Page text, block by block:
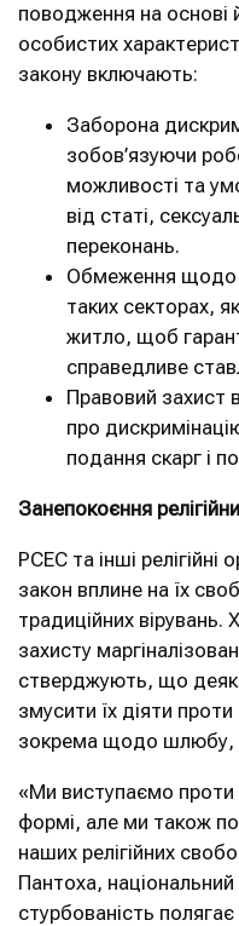
поводження на основі
особистих
закону включають:
Заборона
зобов’язуючи
можливості та
від статі,
переконань.
Обмеження щодо
таких секторах,
житло, щоб
справедливе
Правовий захист
про
подання скарг і
Занепокоєння
PCEC та інші релігійні
закон вплине на їх
традиційних
захисту
стверджують, що
змусити їх діяти
зокрема щодо шлюбу,
«Ми виступаємо проти
формі, але ми також
наших релігійних
Пантоха,
стурбованість